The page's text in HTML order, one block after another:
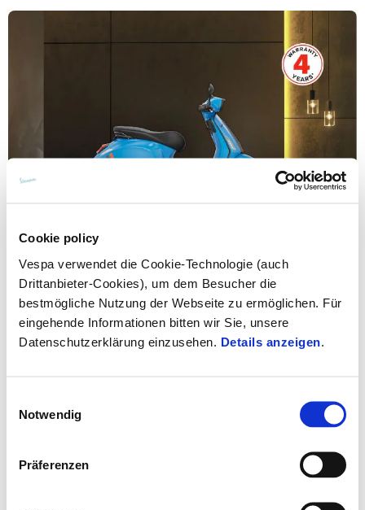
Cookie policy
Vespa verwendet die Cookie-Technologie (auch
Drittanbieter-Cookies), um dem Besucher die
bestmögliche Nutzung der Webseite zu ermöglichen. Für
eingehende Informationen bitten wir Sie, unsere
Datenschutzerklärung einzusehen. Details anzeigen
Notwendig
Präferenzen
gültig bis31 August 2026
Vespa Sprint 125 S Easy Start